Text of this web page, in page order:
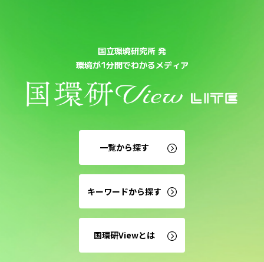
国立環境研究所 発
環境が1分間でわかるメディア
一覧から探す
キーワードから探す
国環研Viewとは